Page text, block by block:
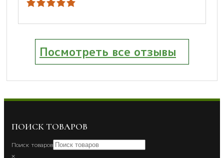
Посмотреть все отзывы
ПОИСК ТОВАРОВ
Поиск товаров
×